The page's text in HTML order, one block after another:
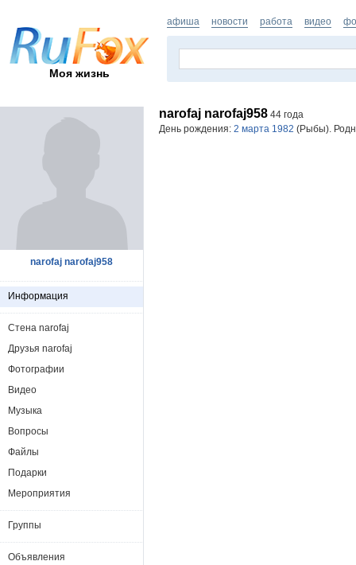
Моя жизнь
афиша новости работа видео
narofaj narofaj958 44 года
День рождения: 2 марта 1982 (Рыбы).
narofaj narofaj958
Информация
Стена narofaj
Друзья narofaj
Фотографии
Видео
Музыка
Вопросы
Файлы
Подарки
Мероприятия
Группы
Объявления